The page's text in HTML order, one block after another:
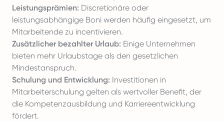
Leistungsprämien: Discretionäre oder
leistungsabhängige Boni werden häufig eingesetzt, um
Mitarbeitende zu incentivieren.
Zusätzlicher bezahlter Urlaub: Einige Unternehmen
bieten mehr Urlaubstage als den gesetzlichen
Mindestanspruch.
Schulung und Entwicklung: Investitionen in
Mitarbeiterschulung gelten als wertvoller Benefit, der
die Kompetenzausbildung und Karriereentwicklung
fördert.